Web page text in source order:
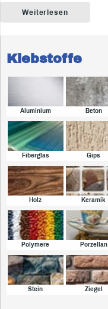
Weiterlesen
Klebstoffe
Aluminium Beton
Fiberglas Gips
Holz Keramik
Polymere Porzellan
Stein Ziegel